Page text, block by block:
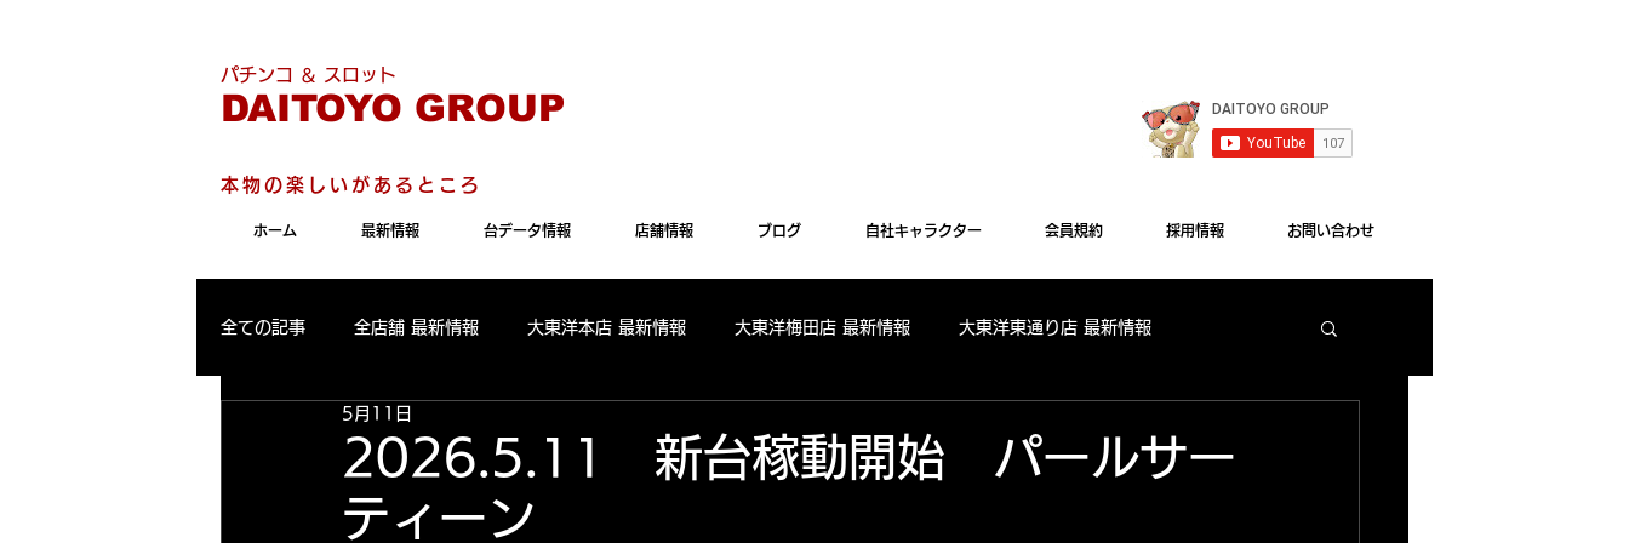
パチンコ ＆ スロット
DAITOYO GROUP
本物の楽しいがあるところ
ホーム 最新情報 台データ情報 店舗情報 ブログ 自社キャラクター 会員規約 採用情報 お問い合わせ
全ての記事 全店舗 最新情報 大東洋本店 最新情報 大東洋梅田店 最新情報 大東洋東通り店 最新情報
パールサーティーン 最新情報
大東洋東通り店 出玉ランキング
2026.5.11 新台稼動開始 パールサー
ティーン
5月11日